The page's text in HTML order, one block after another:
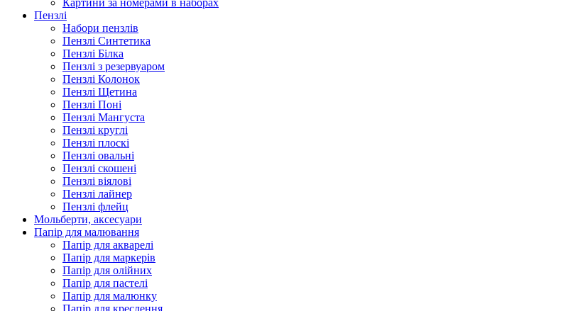
Картини за номерами в наборах
Пензлі
Набори пензлів
Пензлі Синтетика
Пензлі Білка
Пензлі з резервуаром
Пензлі Колонок
Пензлі Щетина
Пензлі Поні
Пензлі Мангуста
Пензлі круглі
Пензлі плоскі
Пензлі овальні
Пензлі скошені
Пензлі віялові
Пензлі лайнер
Пензлі флейц
Мольберти, аксесуари
Папір для малювання
Папір для акварелі
Папір для маркерів
Папір для олійних
Папір для пастелі
Папір для малюнку
Папір для креслення